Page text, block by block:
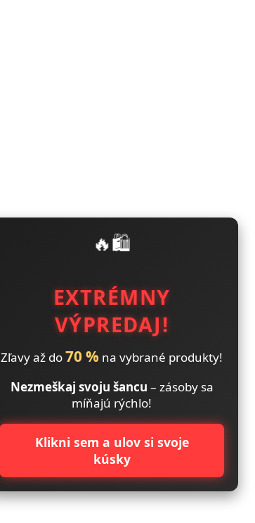
🔥🛍️
EXTRÉMNY
VÝPREDAJ!
Zľavy až do70 % na vybrané produkty!
Nezmeškaj svoju šancu – zásoby sa
míňajú rýchlo!
Klikni sem a ulov si svoje
kúsky